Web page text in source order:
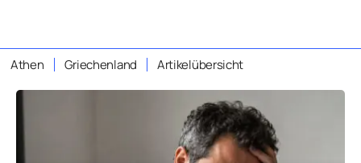
Athen Griechenland Artikelübersicht